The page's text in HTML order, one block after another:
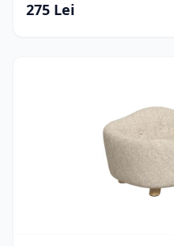
275 Lei